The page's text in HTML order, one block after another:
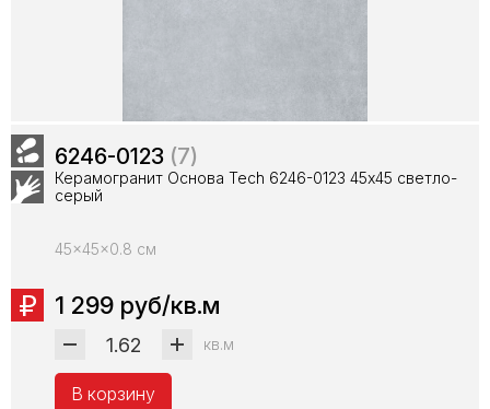
6246-0123 (7)
Керамогранит Основа Tech 6246-0123 45х45 светло-
серый
45x45x0.8 см
1 299 руб/кв.м
кв.м
В корзину